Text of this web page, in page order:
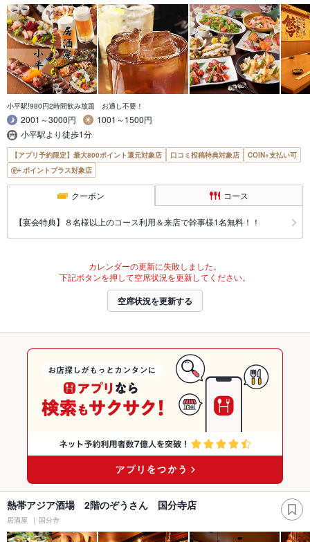
小平駅!980円2時間飲み放題 お通し不要！
2001～3000円
1001～1500円
小平駅より徒歩1分
【アプリ予約限定】最大800ポイント還元対象店 口コミ投稿特典対象店
COIN+支払い可
ポイントプラス対象店
クーポン コース
【宴会特典】８名様以上のコース利用＆来店で幹事様1名無料！！
カレンダーの更新に失敗しました。
下記ボタンを押して空席状況を更新してください。
空席状況を更新する
熱帯アジア酒場 2階のぞうさん 国分寺店
居酒屋 国分寺